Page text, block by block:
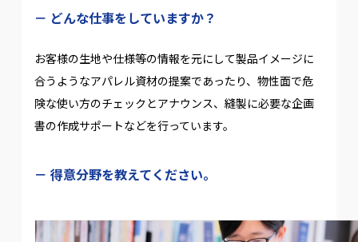
どんな仕事をしていますか？
お客様の生地や仕様等の情報を元にして製品イメージに
合うようなアパレル資材の提案であったり、物性面で危
険な使い方のチェックとアナウンス、縫製に必要な企画
書の作成サポートなどを行っています。
得意分野を教えてください。